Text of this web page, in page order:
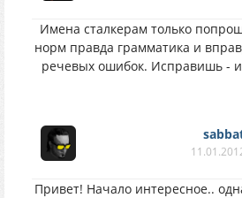
Имена сталкерам только
норм правда грамматика и
речевых ошибок. Исправишь - и
Привет! Начало интересное..